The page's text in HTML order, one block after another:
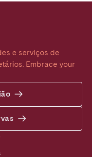
e serviços de
Embrace your